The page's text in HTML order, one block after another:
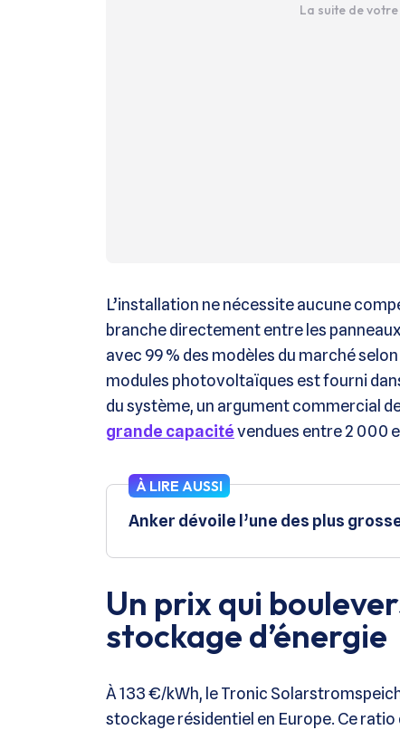
La suite de
L’installation ne nécessite aucune
branche directement entre les
avec 99 % des modèles du marché
modules photovoltaïques est fourni
du système, un argument commercial
grande capacitévendues entre 2 000
À LIRE AUSSI
Anker dévoile l’une des plus
Un prix qui
stockage d’énergie
À 133 €/kWh, le Tronic
stockage résidentiel en Europe. Ce